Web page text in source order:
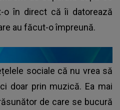
o în direct că îi datorează
au făcut-o împreună.
sociale că nu vrea să
doar prin muzică. Ea mai
de care se bucură